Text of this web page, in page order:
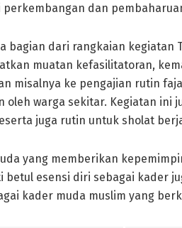
perkembangan dan
bagian dari rangkaian kegiatan
muatan kefasilitatoran,
misalnya ke pengajian rutin
oleh warga sekitar. Kegiatan
juga rutin untuk sholat
yang memberikan
betul esensi diri sebagai kader
kader muda muslim yang